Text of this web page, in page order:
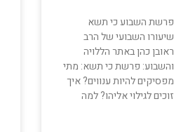
פרשת השבוע כי תשא
שיעורו השבועי של הרב
ראובן כהן באתר הללויה
והשבוע: פרשת כי תשא: מתי
מפסיקים להיות ענווים? איך
זוכים לגילוי אליהו? למה